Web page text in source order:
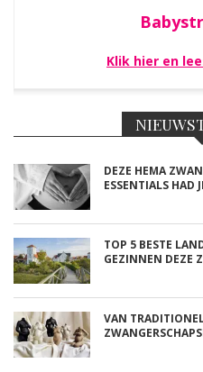
Klik hier en
DEZE HEMA
ESSENTIALS HAD
TOP 5 BESTE
GEZINNEN DEZE
VAN